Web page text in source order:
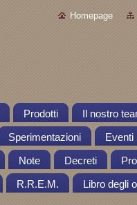
Homepage
Prodotti Il nostro
Sperimentazioni Eventi
Note Decreti
R.R.E.M. Libro degli